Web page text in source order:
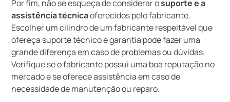
Por fim, não se esqueça de considerar osuporte e a
assistência técnicaoferecidos pelo fabricante.
Escolher um cilindro de um fabricante respeitável que
ofereça suporte técnico e garantia pode fazer uma
grande diferença em caso de problemas ou dúvidas.
Verifique se o fabricante possui uma boa reputação no
mercado e se oferece assistência em caso de
necessidade de manutenção ou reparo.